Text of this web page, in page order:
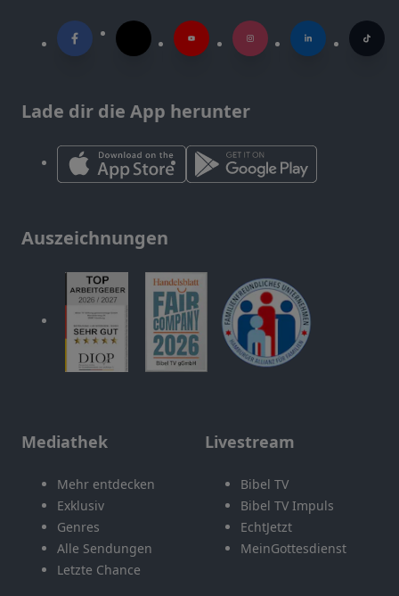
Lade dir die App herunter
Auszeichnungen
Mediathek
Mehr entdecken
Exklusiv
Genres
Alle Sendungen
Letzte Chance
Livestream
Bibel TV
Bibel TV Impuls
EchtJetzt
MeinGottesdienst